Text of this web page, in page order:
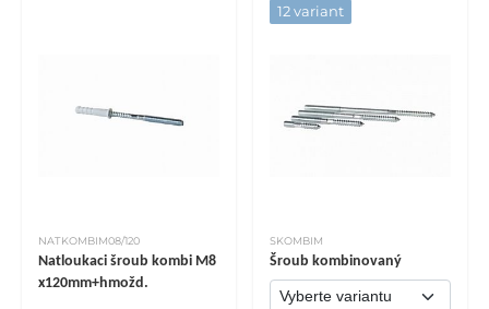
NATKOMBIM08/120
Natloukaci šroub kombi M8
x120mm+hmožd.
12 variant
SKOMBIM
Šroub kombinovaný